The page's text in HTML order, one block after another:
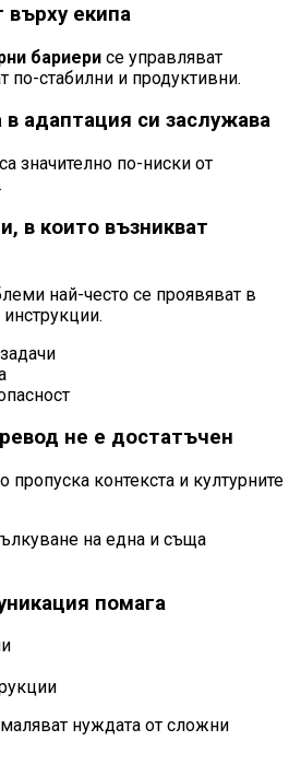
екипа
бариери се управляват
по-стабилни и продуктивни.
адаптация си заслужава
значително по-ниски от
в които възникват
най-често се проявяват в
не е достатъчен
пропуска контекста и културните
на една и съща
помага
нуждата от сложни